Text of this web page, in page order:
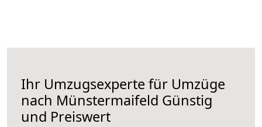
Ihr Umzugsexperte für Umzüge
nach Münstermaifeld Günstig
und Preiswert